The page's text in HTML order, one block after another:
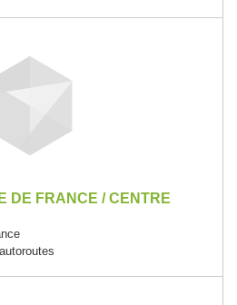
DE FRANCE / CENTRE